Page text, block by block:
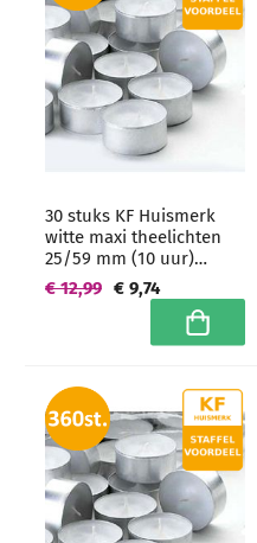
30 stuks KF Huismerk
witte maxi theelichten
25/59 mm (10 uur)
Hoogwaardige horeca
kwaliteit
€ 9,74
€ 12,99
In